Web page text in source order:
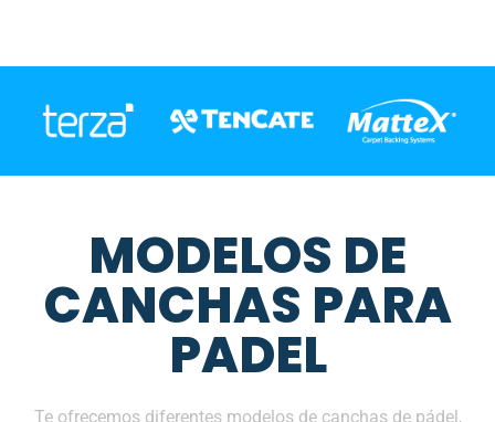
MODELOS DE
CANCHAS PARA
PADEL
Te ofrecemos diferentes modelos de canchas de pádel,